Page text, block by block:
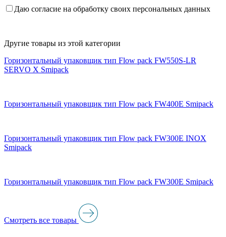
Даю согласие на обработку своих персональных данных
Другие товары из этой категории
Горизонтальный упаковщик тип Flow pack FW550S-LR
SERVO X Smipack
Горизонтальный упаковщик тип Flow pack FW400E Smipack
Горизонтальный упаковщик тип Flow pack FW300E INOX
Smipack
Горизонтальный упаковщик тип Flow pack FW300E Smipack
Смотреть все товары